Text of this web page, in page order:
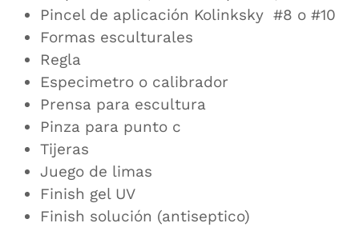
Pincel de aplicación Kolinksky #8 o #10
Formas esculturales
Regla
Especimetro o calibrador
Prensa para escultura
Pinza para punto c
Tijeras
Juego de limas
Finish gel UV
Finish solución (antiseptico)